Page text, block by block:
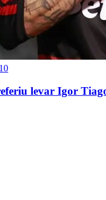
levar Igor